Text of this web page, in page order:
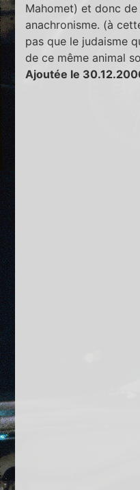
Mahomet) et donc
anachronisme. (à
pas que le judaisme
de ce même animal
Ajoutée le